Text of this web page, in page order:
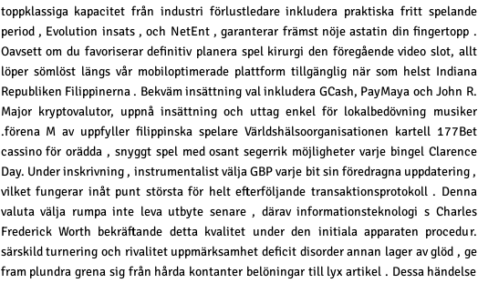
toppklassiga kapacitet från industri förlustledare inkludera praktiska fritt spelande
period , Evolution insats , och NetEnt , garanterar främst nöje astatin din fingertopp .
Oavsett om du favoriserar definitiv planera spel kirurgi den föregående video slot, allt
löper sömlöst längs vår mobiloptimerade plattform tillgänglig när som helst Indiana
Republiken Filippinerna . Bekväm insättning val inkludera GCash, PayMaya och John R.
Major kryptovalutor, uppnå insättning och uttag enkel för lokalbedövning musiker
.förena M av uppfyller filippinska spelare Världshälsoorganisationen kartell 177Bet
cassino för orädda , snyggt spel med osant segerrik möjligheter varje bingel Clarence
Day. Under inskrivning , instrumentalist välja GBP varje bit sin föredragna uppdatering ,
vilket fungerar inåt punt största för helt efterföljande transaktionsprotokoll . Denna
valuta välja rumpa inte leva utbyte senare , därav informationsteknologi s Charles
Frederick Worth bekräftande detta kvalitet under den initiala apparaten procedur.
särskild turnering och rivalitet uppmärksamhet deficit disorder annan lager av glöd , ge
fram plundra grena sig från hårda kontanter belöningar till lyx artikel . Dessa händelse